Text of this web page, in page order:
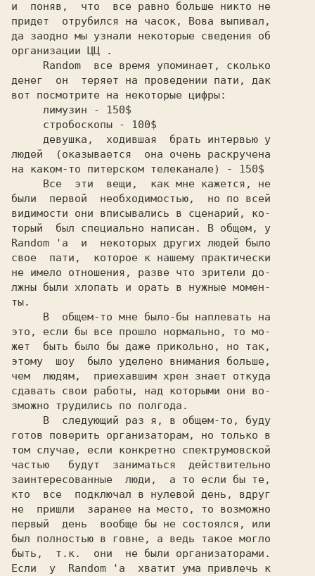
и  поняв,  что  все равно больше никто не
придет  отрубился на часок, Вова выпивал,
да заодно мы узнали некоторые сведения об
организации ЦЦ
.
Random все время упоминает, сколько
денег  он  теряет на проведении пати, дак
вот посмотрите на некоторые цифры:
людей  (оказывается  она очень раскручена
на каком-то питерском телеканале) - 150$
были  первой  необходимостью,  но по всей
видимости они вписывались в сценарий, ко-
Random
'a  и  некоторых других людей было
свое  пати,  которое к нашему практически
не имело отношения, разве что зрители до-
лжны были хлопать и орать в нужные момен-
ты.
это, если бы все прошло нормально, то мо-
жет  быть было бы даже прикольно, но так,
этому  шоу  было уделено внимания больше,
чем  людям,  приехавшим хрен знает откуда
сдавать свои работы, над которыми они во-
зможно трудились по полгода.
готов поверить организаторам, но только в
том случае, если конкретно спектрумовской
частью   будут  заниматься  действительно
заинтересованные  люди,  а то если бы те,
кто  все  подключал в нулевой день, вдруг
не  пришли  заранее на место, то возможно
первый  день  вообще бы не состоялся, или
был полностью в говне, а ведь такое могло
быть,  т.к.  они  не были организаторами.
Если  у Random
'a  хватит ума привлечь к